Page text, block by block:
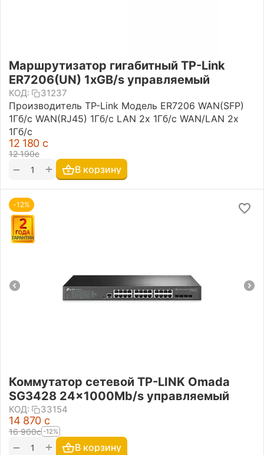
Маршрутизатор гигабитный TP-Link
ER7206(UN) 1xGB/s управляемый
КОД: 31237
Производитель TP-Link Модель ER7206 WAN(SFP)
1Гб/с WAN(RJ45) 1Гб/с LAN 2х 1Гб/с WAN/LAN 2х
1Гб/с
12 180 с
12 190с
+
− В корзину
-12%
Коммутатор сетевой TP-LINK Omada
SG3428 24x1000Mb/s управляемый
КОД: 33154
14 870 с
16 900с -12%
+
− В корзину